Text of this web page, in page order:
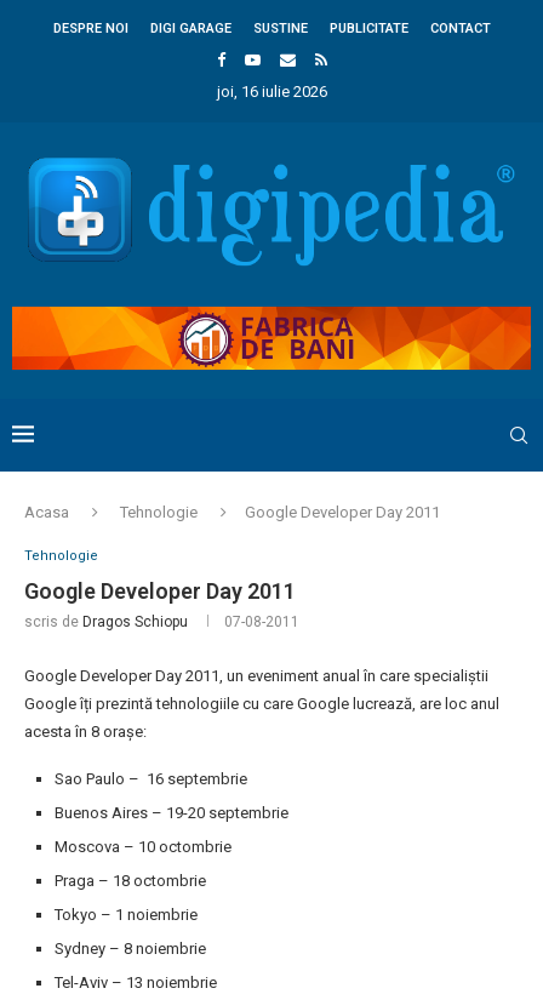
DESPRE NOI DIGI GARAGE SUSTINE PUBLICITATE CONTACT
joi, 16 iulie 2026
Acasa Tehnologie Google Developer Day 2011
Tehnologie
Google Developer Day 2011
scris de Dragos Schiopu 07-08-2011
Google Developer Day 2011, un eveniment anual în care specialiștii
Google îți prezintă tehnologiile cu care Google lucrează, are loc anul
acesta în 8 orașe:
Sao Paulo – 16 septembrie
Buenos Aires – 19-20 septembrie
Moscova – 10 octombrie
Praga – 18 octombrie
Tokyo – 1 noiembrie
Sydney – 8 noiembrie
Tel-Aviv – 13 noiembrie